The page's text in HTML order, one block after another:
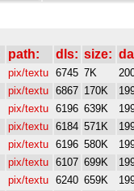
path: dls: size:
pix/textu 6745 7K
pix/textu 6867 170K
pix/textu 6196 639K
pix/textu 6184 571K
pix/textu 6196 580K
pix/textu 6107 699K
pix/textu 6240 659K